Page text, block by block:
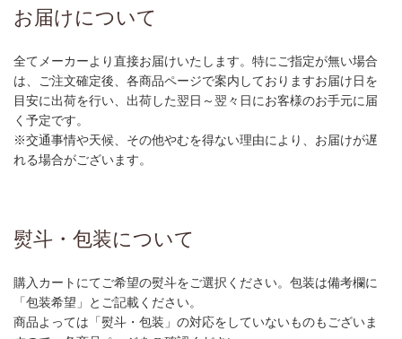
お届けについて
全てメーカーより直接お届けいたします。特にご指定が無い場合
は、ご注文確定後、各商品ページで案内しておりますお届け日を
目安に出荷を行い、出荷した翌日～翌々日にお客様のお手元に届
く予定です。
※交通事情や天候、その他やむを得ない理由により、お届けが遅
れる場合がございます。
熨斗・包装について
購入カートにてご希望の熨斗をご選択ください。包装は備考欄に
「包装希望」とご記載ください。
商品よっては「熨斗・包装」の対応をしていないものもございま